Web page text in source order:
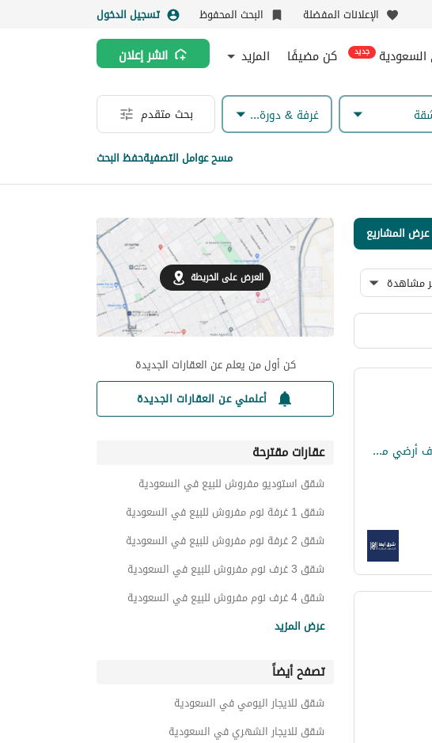
الإعلانات المفضلة البحث المحفوظ تسجيل الدخول
جديد كن مضيفًا المزيد انشر إعلان
غرفة & دورة مياه بحث متقدم
مسح عوامل التصفيةحفظ البحث
عرض المشاريع
مشاهدة
فرصة استثمارية مميزة في أبها (حي الروضة) - روف أرضي مستقل للبيع ( مقسم لشقتين مفروشه )
العرض على الخريطة
كن أول من يعلم عن العقارات الجديدة
أعلمني عن العقارات الجديدة
عقارات مقترحة
شقق استوديو مفروش للبيع في السعودية
شقق 1 غرفة نوم مفروش للبيع في السعودية
شقق 2 غرفة نوم مفروش للبيع في السعودية
شقق 3 غرف نوم مفروش للبيع في السعودية
شقق 4 غرف نوم مفروش للبيع في السعودية
استراحات مفروش للبيع في السعودية
ادوار مفروش للبيع في السعودية
عمائر سكنية مفروش للبيع في السعودية
عرض المزيد
تصفح أيضاً
شقق للايجار اليومي في السعودية
شقق للايجار الشهري في السعودية